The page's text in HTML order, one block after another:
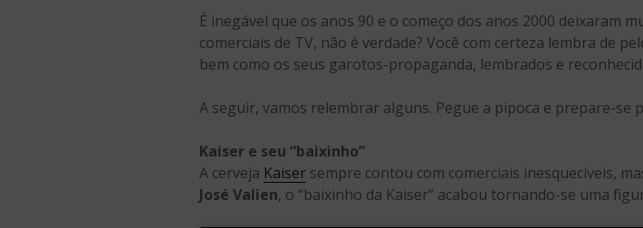
É inegável que os anos 90 e o começo dos anos 2000 deixaram
comerciais de TV, não é verdade? Você com certeza lembra de
bem como os seus garotos-propaganda, lembrados e
A seguir, vamos relembrar alguns. Pegue a pipoca e prepare-se
Kaiser e seu “baixinho”
A cerveja Kaiser sempre contou com comerciais inesquecíveis,
José Valien, o “baixinho da Kaiser” acabou tornando-se uma